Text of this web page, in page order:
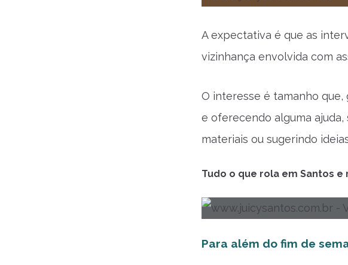
A expectativa é que as
vizinhança envolvida com
O interesse é tamanho
e oferecendo alguma
materiais ou sugerindo
Tudo o que rola em Santos
Para além do fim de